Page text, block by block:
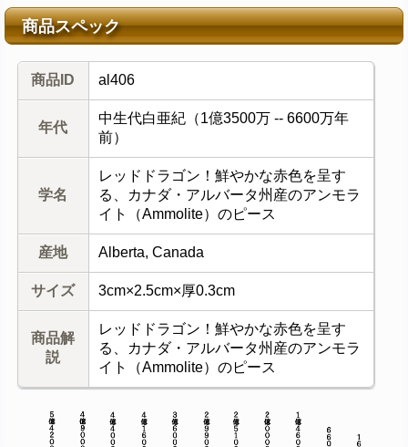
商品スペック
商品ID al406
年代
中生代白亜紀（1億3500万 -- 6600万年
前）
学名
レッドドラゴン！鮮やかな赤色を呈す
る、カナダ・アルバータ州産のアンモラ
イト（Ammolite）のピース
産地 Alberta, Canada
サイズ 3cm×2.5cm×厚0.3cm
商品解
説
レッドドラゴン！鮮やかな赤色を呈す
る、カナダ・アルバータ州産のアンモラ
イト（Ammolite）のピース